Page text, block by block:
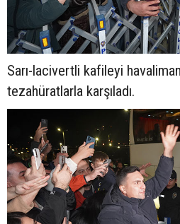
Sarı-lacivertli kafileyi
tezahüratlarla karşıladı.